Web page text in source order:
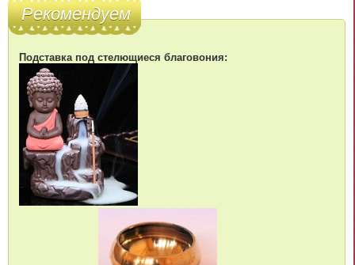
Рекомендуем
Подставка под стелющиеся благовония: